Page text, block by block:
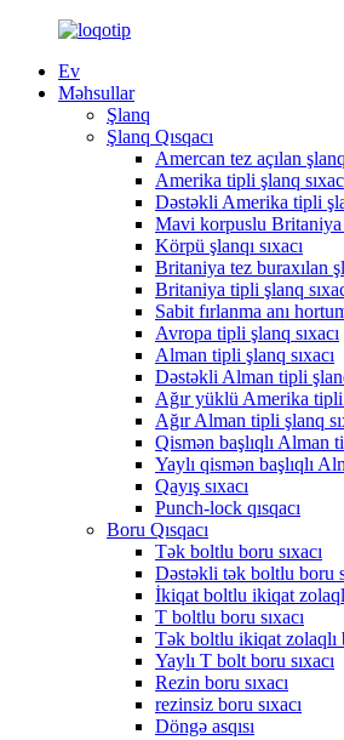
Ev
Məhsullar
Şlanq
Şlanq Qısqacı
Amercan tez açılan şlanq
Amerika tipli şlanq
Dəstəkli Amerika tipli
Mavi korpuslu Britaniya
Körpü şlanqı sıxacı
Britaniya tez buraxılan
Britaniya tipli şlanq
Sabit fırlanma anı
Avropa tipli şlanq sıxacı
Alman tipli şlanq sıxacı
Dəstəkli Alman tipli
Ağır yüklü Amerika tipli
Ağır Alman tipli şlanq
Qismən başlıqlı Alman
Yaylı qismən başlıqlı
Qayış sıxacı
Punch-lock qısqacı
Boru Qısqacı
Tək boltlu boru sıxacı
Dəstəkli tək boltlu boru
İkiqat boltlu ikiqat
T boltlu boru sıxacı
Tək boltlu ikiqat zolaqlı
Yaylı T bolt boru sıxacı
Rezin boru sıxacı
rezinsiz boru sıxacı
Döngə asqısı